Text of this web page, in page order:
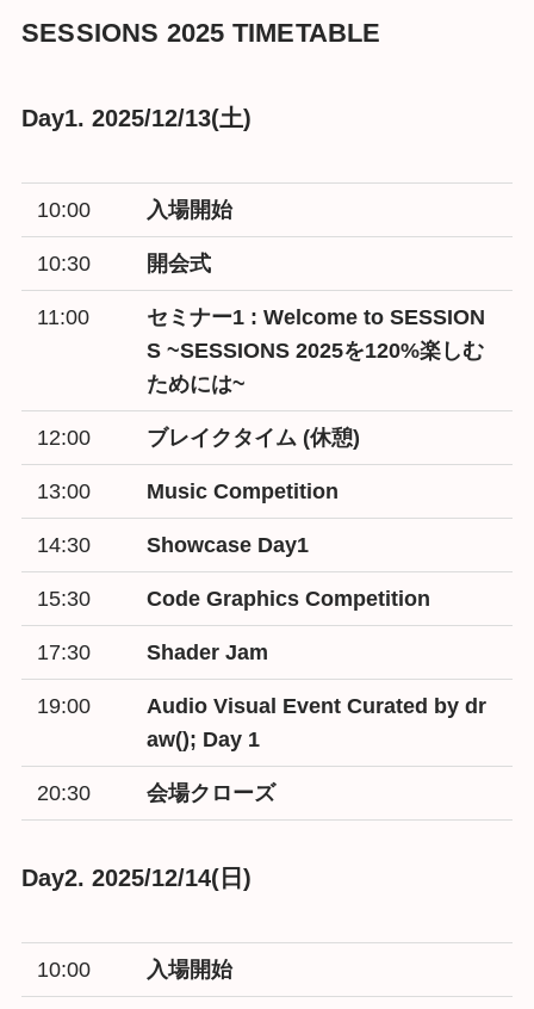
SESSIONS 2025 TIMETABLE
Day1. 2025/12/13(土)
10:00 入場開始
10:30 開会式
11:00
セミナー1 : Welcome to SESSION
S ~SESSIONS 2025を120%楽しむ
ためには~
12:00 ブレイクタイム (休憩)
13:00 Music Competition
14:30 Showcase Day1
15:30 Code Graphics Competition
17:30 Shader Jam
19:00
Audio Visual Event Curated by dr
aw(); Day 1
20:30 会場クローズ
Day2. 2025/12/14(日)
10:00 入場開始